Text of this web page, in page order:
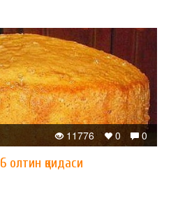
0
0
11776
олтин қоидаси